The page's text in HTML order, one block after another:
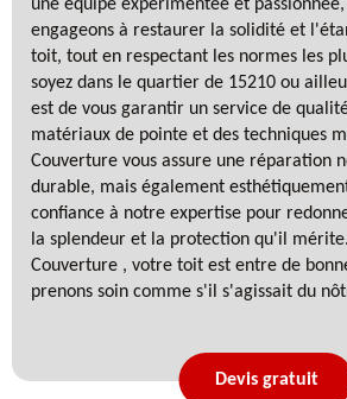
une équipe expérimentée et passionnée,
engageons à restaurer la solidité et
toit, tout en respectant les normes les
soyez dans le quartier de 15210 ou
est de vous garantir un service de
matériaux de pointe et des techniques
Couverture vous assure une réparation
durable, mais également
confiance à notre expertise pour
la splendeur et la protection qu'il
Couverture , votre toit est entre de
prenons soin comme s'il s'agissait du
Devis gratuit